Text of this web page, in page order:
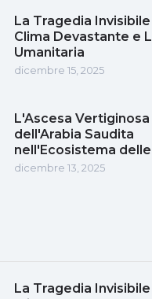
La Tragedia Invisibile
Clima Devastante e
Umanitaria
dicembre 15, 2025
L'Ascesa Vertiginosa
dell'Arabia Saudita
nell'Ecosistema
dicembre 13, 2025
La Tragedia Invisibile